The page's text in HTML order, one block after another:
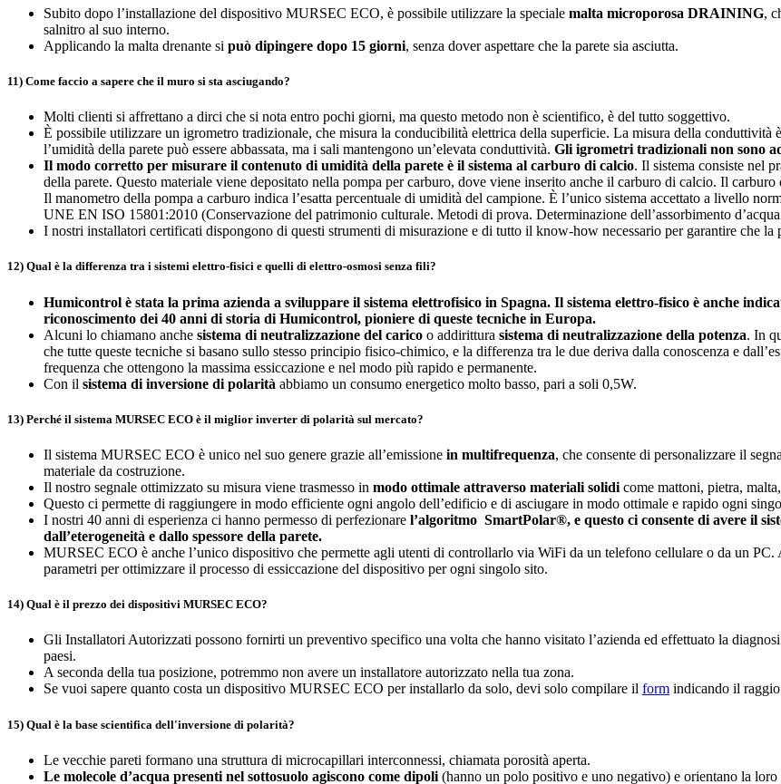
Subito dopo l’installazione del dispositivo MURSEC ECO, è possibile utilizzare la speciale malta microporosa DRAINING,
salnitro al suo interno.
Applicando la malta drenante si può dipingere dopo 15 giorni, senza dover aspettare che la parete sia asciutta.
11) Come faccio a sapere che il muro si sta asciugando?
Molti clienti si affrettano a dirci che si nota entro pochi giorni, ma questo metodo non è scientifico, è del tutto soggettivo.
È possibile utilizzare un igrometro tradizionale, che misura la conducibilità elettrica della superficie. La misura della conduttività
l’umidità della parete può essere abbassata, ma i sali mantengono un’elevata conduttività. Gli igrometri tradizionali non sono
Il modo corretto per misurare il contenuto di umidità della parete è il sistema al carburo di calcio. Il sistema consiste nel
della parete. Questo materiale viene depositato nella pompa per carburo, dove viene inserito anche il carburo di calcio. Il
Il manometro della pompa a carburo indica l’esatta percentuale di umidità del campione. È l’unico sistema accettato a livello
UNE EN ISO 15801:2010 (Conservazione del patrimonio culturale. Metodi di prova. Determinazione dell’assorbimento
I nostri installatori certificati dispongono di questi strumenti di misurazione e di tutto il know-how necessario per garantire che la
12) Qual è la differenza tra i sistemi elettro-fisici e quelli di elettro-osmosi senza fili?
Humicontrol è stata la prima azienda a sviluppare il sistema elettrofisico in Spagna. Il sistema elettro-fisico è anche
riconoscimento dei 40 anni di storia di Humicontrol, pioniere di queste tecniche in Europa.
Alcuni lo chiamano anche sistema di neutralizzazione del carico o addirittura sistema di neutralizzazione della potenza. In
che tutte queste tecniche si basano sullo stesso principio fisico-chimico, e la differenza tra le due deriva dalla conoscenza e
frequenza che ottengono la massima essiccazione e nel modo più rapido e permanente.
Con il sistema di inversione di polarità abbiamo un consumo energetico molto basso, pari a soli 0,5W.
13) Perché il sistema MURSEC ECO è il miglior inverter di polarità sul mercato?
Il sistema MURSEC ECO è unico nel suo genere grazie all’emissione in multifrequenza, che consente di personalizzare il
materiale da costruzione.
Il nostro segnale ottimizzato su misura viene trasmesso in modo ottimale attraverso materiali solidi come mattoni, pietra,
Questo ci permette di raggiungere in modo efficiente ogni angolo dell’edificio e di asciugare in modo ottimale e rapido ogni
I nostri 40 anni di esperienza ci hanno permesso di perfezionare l’algoritmo SmartPolar®, e questo ci consente di avere il
dall’eterogeneità e dallo spessore della parete.
MURSEC ECO è anche l’unico dispositivo che permette agli utenti di controllarlo via WiFi da un telefono cellulare o da un PC.
parametri per ottimizzare il processo di essiccazione del dispositivo per ogni singolo sito.
14) Qual è il prezzo dei dispositivi MURSEC ECO?
Gli Installatori Autorizzati possono fornirti un preventivo specifico una volta che hanno visitato l’azienda ed effettuato la
paesi.
A seconda della tua posizione, potremmo non avere un installatore autorizzato nella tua zona.
Se vuoi sapere quanto costa un dispositivo MURSEC ECO per installarlo da solo, devi solo compilare il form indicando il
15) Qual è la base scientifica dell'inversione di polarità?
Le vecchie pareti formano una struttura di microcapillari interconnessi, chiamata porosità aperta.
Le molecole d’acqua presenti nel sottosuolo agiscono come dipoli (hanno un polo positivo e uno negativo) e orientano la